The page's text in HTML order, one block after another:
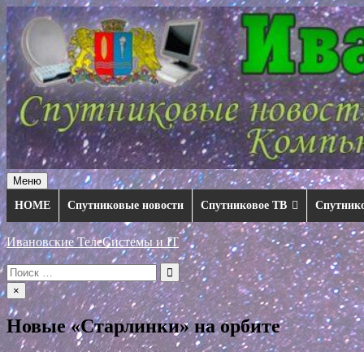
Перейти
к
содержимому
Меню
HOME
Спутниковые новости Спутниковое ТВ
Ивановские ТелеСистемы и IT
Искать:
×
Новые «Старлинки» на орбите